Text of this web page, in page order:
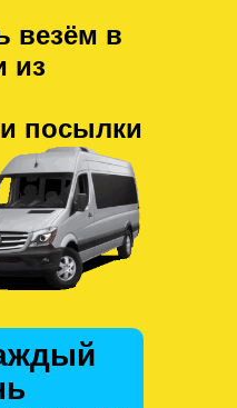
везём в
из
посылки